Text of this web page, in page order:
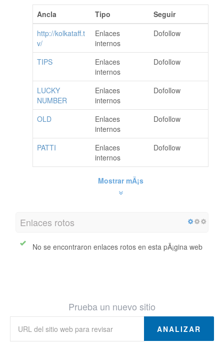
Ancla Tipo
Seguir
http://kolkataff.t
v/
Enlaces
internos
Dofollow
TIPS
Enlaces
internos
Dofollow
LUCKY
NUMBER
Enlaces
internos
Dofollow
OLD
Enlaces
internos
Dofollow
PATTI
Enlaces
internos
Dofollow
Mostrar mÃ¡s
Enlaces rotos
No se encontraron enlaces rotos en esta pÃ¡gina web
Prueba un nuevo sitio
ANALIZAR